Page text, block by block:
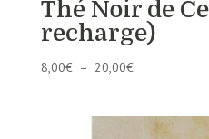
Thé Noir de
recharge)
8,00€ – 20,00€Plage
8,00€